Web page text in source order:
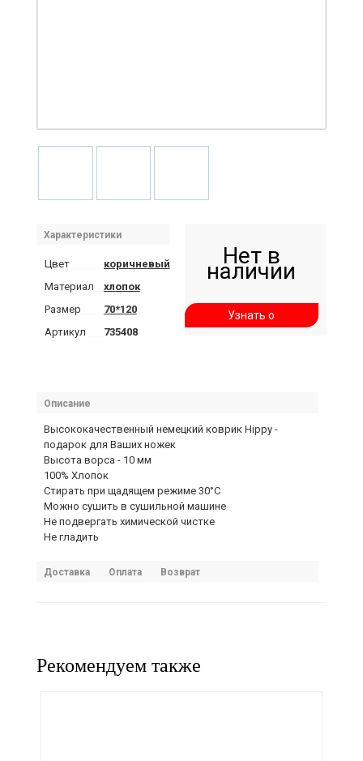
Характеристики
Цвет
коричневый
Материал
хлопок
Размер
70*120
Артикул
735408
Нет в
наличии
Узнать о
Описание
Высококачественный немецкий коврик Hippy -
подарок для Ваших ножек
Высота ворса - 10 мм
100% Хлопок
Стирать при щадящем режиме 30°С
Можно сушить в сушильной машине
Не подвергать химической чистке
Не гладить
Доставка Оплата Возврат
Рекомендуем также